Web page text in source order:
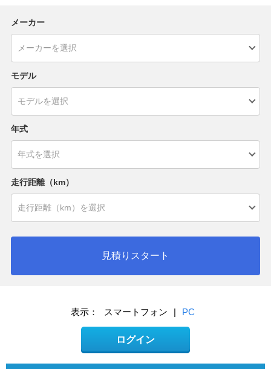
メーカー
モデル
年式
走行距離（km）
見積りスタート
表示： スマートフォン | PC
ログイン